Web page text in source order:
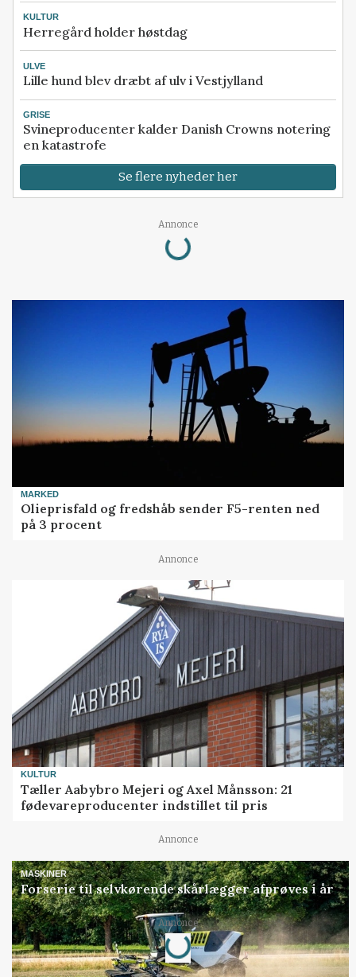
KULTUR
Herregård holder høstdag
ULVE
Lille hund blev dræbt af ulv i Vestjylland
GRISE
Svineproducenter kalder Danish Crowns notering
en katastrofe
Se flere nyheder her
Annonce
Loading...
MARKED
Olieprisfald og fredshåb sender F5-renten ned
på 3 procent
Annonce
KULTUR
Tæller Aabybro Mejeri og Axel Månsson: 21
fødevareproducenter indstillet til pris
Annonce
MASKINER
Forserie til selvkørende skårlægger afprøves i år
Annonce
Loading...